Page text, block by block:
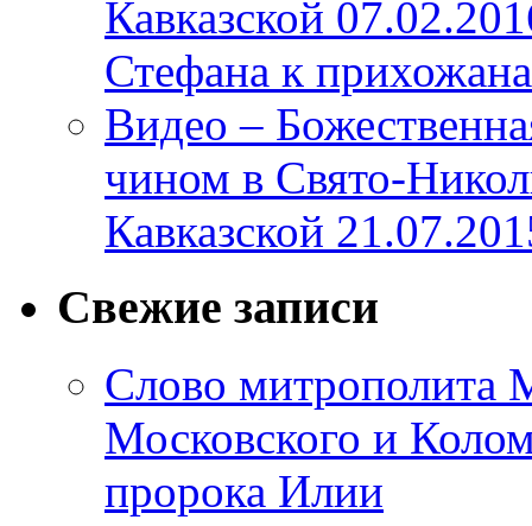
Кавказской
Стефана к
Видео –
чином в Свято-
Кавказской
Свежие записи
Слово митрополита
Московского и
пророка Илии